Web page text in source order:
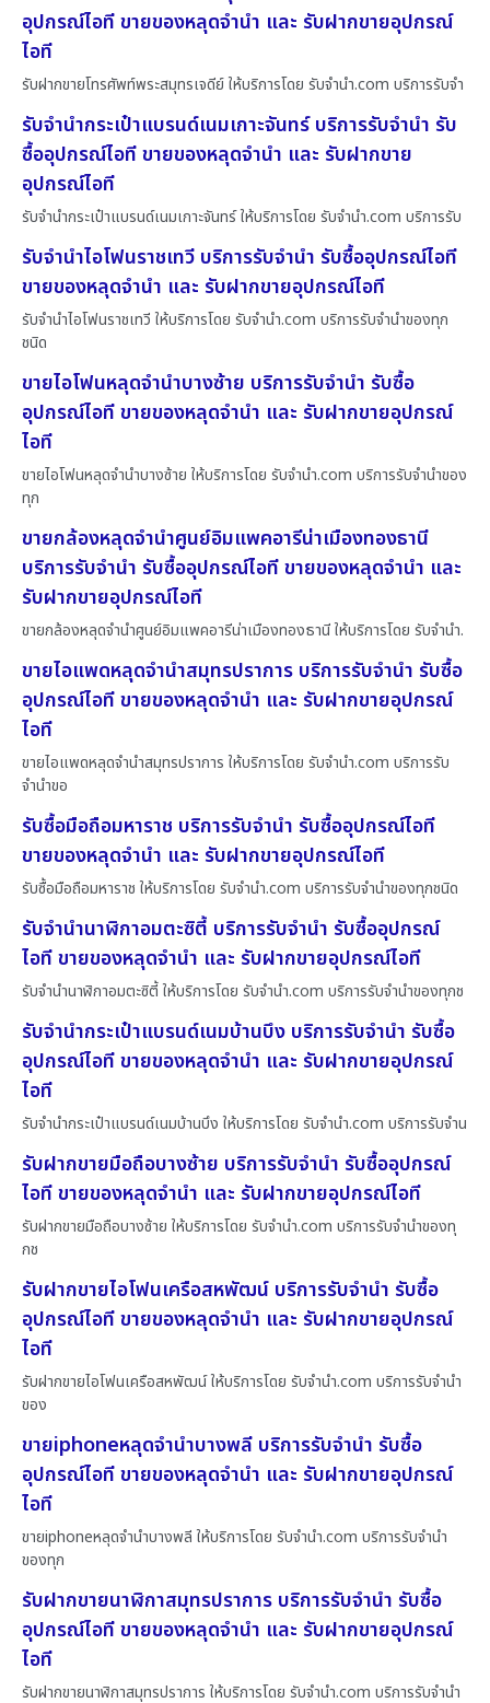
อุปกรณ์ไอที ขายของหลุดจำนำ และ รับฝากขายอุปกรณ์
ไอที
รับฝากขายโทรศัพท์พระสมุทรเจดีย์ ให้บริการโดย รับจํานํา.com บริการรับจำ
รับจำนำกระเป๋าแบรนด์เนมเกาะจันทร์ บริการรับจำนำ รับ
ซื้ออุปกรณ์ไอที ขายของหลุดจำนำ และ รับฝากขาย
อุปกรณ์ไอที
รับจำนำกระเป๋าแบรนด์เนมเกาะจันทร์ ให้บริการโดย รับจํานํา.com บริการรับ
รับจำนำไอโฟนราชเทวี บริการรับจำนำ รับซื้ออุปกรณ์ไอที
ขายของหลุดจำนำ และ รับฝากขายอุปกรณ์ไอที
รับจำนำไอโฟนราชเทวี ให้บริการโดย รับจํานํา.com บริการรับจำนำของทุก
ชนิด
ขายไอโฟนหลุดจำนำบางซ้าย บริการรับจำนำ รับซื้อ
อุปกรณ์ไอที ขายของหลุดจำนำ และ รับฝากขายอุปกรณ์
ไอที
ขายไอโฟนหลุดจำนำบางซ้าย ให้บริการโดย รับจํานํา.com บริการรับจำนำของ
ทุก
ขายกล้องหลุดจำนำศูนย์อิมแพคอารีน่าเมืองทองธานี
บริการรับจำนำ รับซื้ออุปกรณ์ไอที ขายของหลุดจำนำ และ
รับฝากขายอุปกรณ์ไอที
ขายกล้องหลุดจำนำศูนย์อิมแพคอารีน่าเมืองทองธานี ให้บริการโดย รับจํานํา.
ขายไอแพดหลุดจำนำสมุทรปราการ บริการรับจำนำ รับซื้อ
อุปกรณ์ไอที ขายของหลุดจำนำ และ รับฝากขายอุปกรณ์
ไอที
ขายไอแพดหลุดจำนำสมุทรปราการ ให้บริการโดย รับจํานํา.com บริการรับ
จำนำขอ
รับซื้อมือถือมหาราช บริการรับจำนำ รับซื้ออุปกรณ์ไอที
ขายของหลุดจำนำ และ รับฝากขายอุปกรณ์ไอที
รับซื้อมือถือมหาราช ให้บริการโดย รับจํานํา.com บริการรับจำนำของทุกชนิด
รับจำนำนาฬิกาอมตะซิตี้ บริการรับจำนำ รับซื้ออุปกรณ์
ไอที ขายของหลุดจำนำ และ รับฝากขายอุปกรณ์ไอที
รับจำนำนาฬิกาอมตะซิตี้ ให้บริการโดย รับจํานํา.com บริการรับจำนำของทุกช
รับจำนำกระเป๋าแบรนด์เนมบ้านบึง บริการรับจำนำ รับซื้อ
อุปกรณ์ไอที ขายของหลุดจำนำ และ รับฝากขายอุปกรณ์
ไอที
รับจำนำกระเป๋าแบรนด์เนมบ้านบึง ให้บริการโดย รับจํานํา.com บริการรับจำน
รับฝากขายมือถือบางซ้าย บริการรับจำนำ รับซื้ออุปกรณ์
ไอที ขายของหลุดจำนำ และ รับฝากขายอุปกรณ์ไอที
รับฝากขายมือถือบางซ้าย ให้บริการโดย รับจํานํา.com บริการรับจำนำของทุ
กช
รับฝากขายไอโฟนเครือสหพัฒน์ บริการรับจำนำ รับซื้อ
อุปกรณ์ไอที ขายของหลุดจำนำ และ รับฝากขายอุปกรณ์
ไอที
รับฝากขายไอโฟนเครือสหพัฒน์ ให้บริการโดย รับจํานํา.com บริการรับจำนำ
ของ
ขายiphoneหลุดจำนำบางพลี บริการรับจำนำ รับซื้อ
อุปกรณ์ไอที ขายของหลุดจำนำ และ รับฝากขายอุปกรณ์
ไอที
ขายiphoneหลุดจำนำบางพลี ให้บริการโดย รับจํานํา.com บริการรับจำนำ
ของทุก
รับฝากขายนาฬิกาสมุทรปราการ บริการรับจำนำ รับซื้อ
อุปกรณ์ไอที ขายของหลุดจำนำ และ รับฝากขายอุปกรณ์
ไอที
รับฝากขายนาฬิกาสมุทรปราการ ให้บริการโดย รับจํานํา.com บริการรับจำนำ